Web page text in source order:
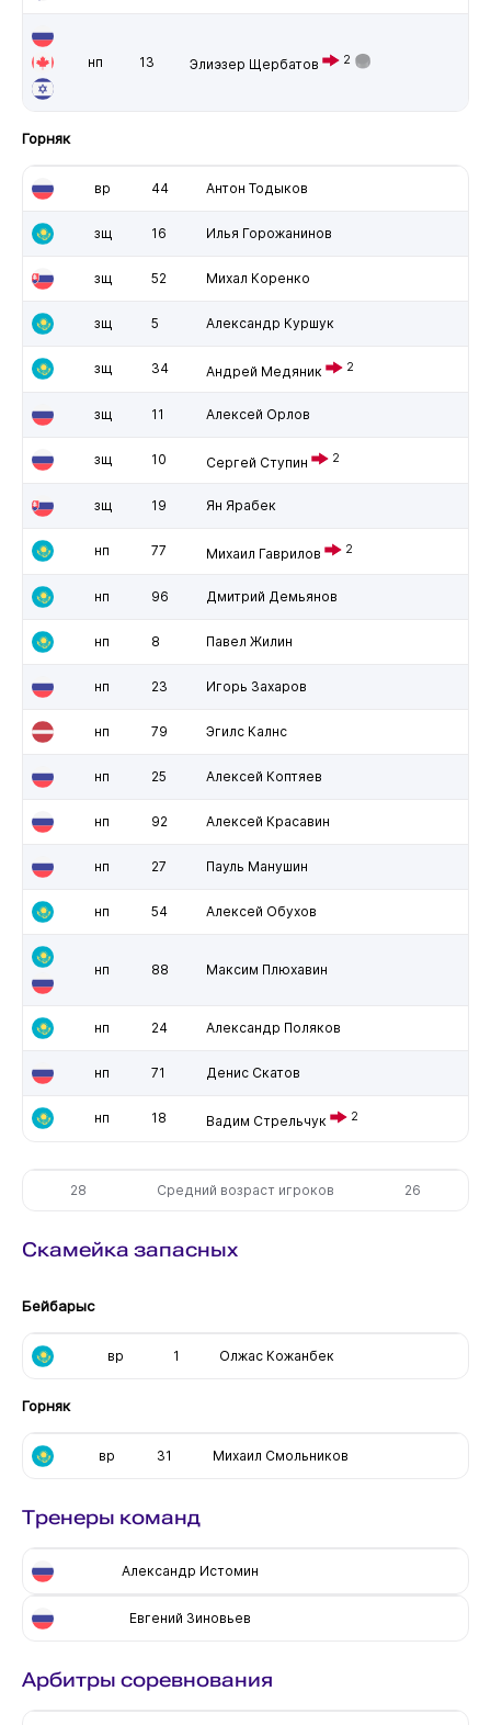
нп 13 Элиэзер Щербатов 2
Горняк
вр 44 Антон Тодыков
зщ 16 Илья Горожанинов
зщ 52 Михал Коренко
зщ 5 Александр Куршук
зщ 34 Андрей Медяник 2
зщ 11 Алексей Орлов
зщ 10 Сергей Ступин 2
зщ 19 Ян Ярабек
нп 77 Михаил Гаврилов 2
нп 96 Дмитрий Демьянов
нп 8 Павел Жилин
нп 23 Игорь Захаров
нп 79 Эгилс Калнс
нп 25 Алексей Коптяев
нп 92 Алексей Красавин
нп 27 Пауль Манушин
нп 54 Алексей Обухов
нп 88 Максим Плюхавин
нп 24 Александр Поляков
нп 71 Денис Скатов
нп 18 Вадим Стрельчук 2
28 Средний возраст игроков 26
Скамейка запасных
Бейбарыс
вр 1 Олжас Кожанбек
Горняк
вр 31 Михаил Смольников
Тренеры команд
Александр Истомин
Евгений Зиновьев
Арбитры соревнования